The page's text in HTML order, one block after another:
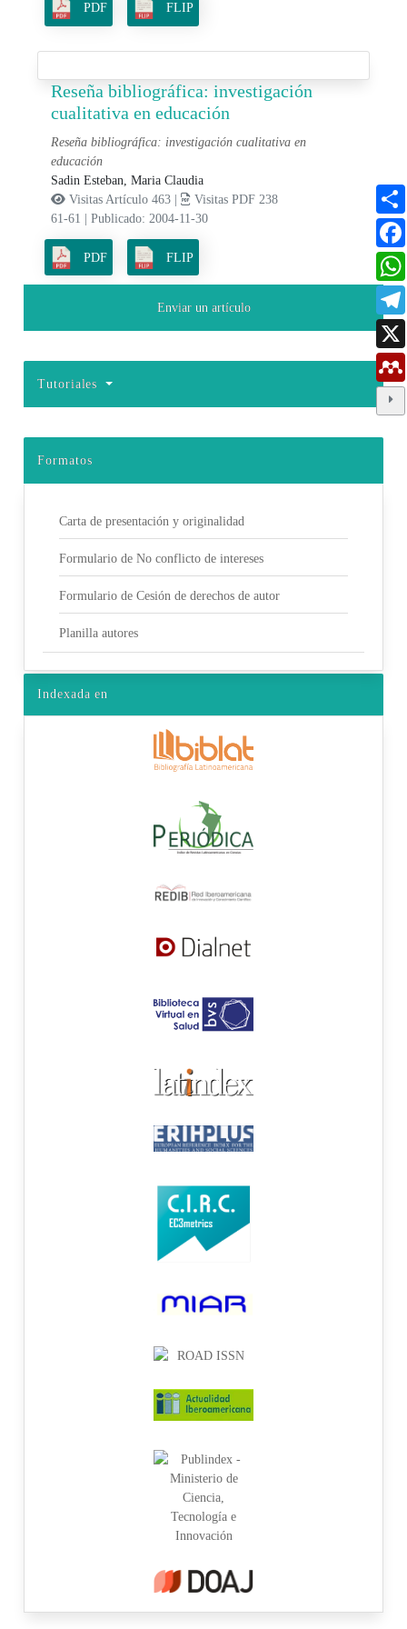
PDF FLIP
Reseña bibliográfica: investigación
cualitativa en educación
Reseña bibliográfica: investigación cualitativa en
educación
Sadin Esteban, Maria Claudia
Visitas Artículo 463 |
Visitas PDF 238
61-61
|Publicado: 2004-11-30
PDF FLIP
Enviar un artículo
Tutoriales
Formatos
Carta de presentación y originalidad
Formulario de No conflicto de intereses
Formulario de Cesión de derechos de autor
Planilla autores
Indexada en